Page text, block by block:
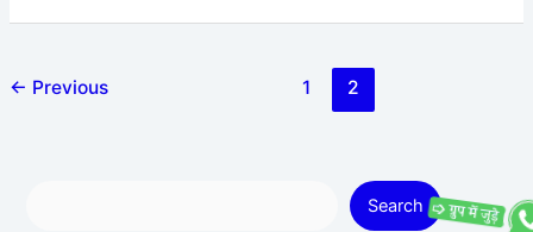
← Previous 1 2
Search